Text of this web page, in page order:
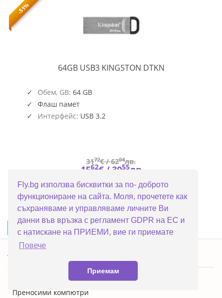
Fly.bg използва бисквитки за по- доброто
функциониране на сайта. Моля, прочетете как
съхраняваме и управляваме личните Ви
данни във връзка с регламент GDPR на ЕС и
с натискане на ПРИЕМИ, вие ги приемате
Повече
Приемам
-51%
64GB USB3 KINGSTON DTKN64GB
Обем, GB: 64 GB
Флаш памет
Интерфейс: USB 3.2
3172€ /6204лв.
1562€ / 3055лв.
1 5 ...
Топ категории
Преносими компютри